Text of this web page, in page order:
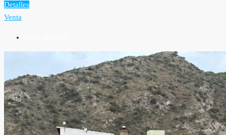
Detalles
Venta